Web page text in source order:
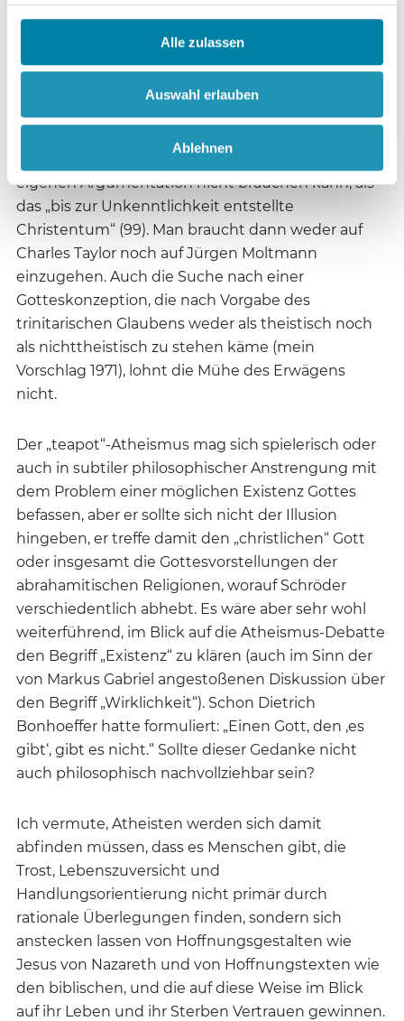
Alle zulassen
Auswahl erlauben
Ablehnen
einfach nur albern klingt. Andernfalls fehlt
Atheisten die Angriffsfläche. Zwei Wege bieten sich
dann für sie an: Man blendet bestimmte
Gesichtspunkte aus, übergeht im Fall von Tillichs
Gottesverständnis, was er über Jesus Christus und
Möglichkeit: Man klassifiziert, was man in der
eigenen Argumentation nicht brauchen kann, als
das „bis zur Unkenntlichkeit entstellte
Christentum“ (99). Man braucht dann weder auf
Charles Taylor noch auf Jürgen Moltmann
einzugehen. Auch die Suche nach einer
Gotteskonzeption, die nach Vorgabe des
trinitarischen Glaubens weder als theistisch noch
als nichttheistisch zu stehen käme (mein
Vorschlag 1971), lohnt die Mühe des Erwägens
nicht.
Der „teapot“-Atheismus mag sich spielerisch oder
auch in subtiler philosophischer Anstrengung mit
dem Problem einer möglichen Existenz Gottes
befassen, aber er sollte sich nicht der Illusion
hingeben, er treffe damit den „christlichen“ Gott
oder insgesamt die Gottesvorstellungen der
abrahamitischen Religionen, worauf Schröder
verschiedentlich abhebt. Es wäre aber sehr wohl
weiterführend, im Blick auf die Atheismus-Debatte
den Begriff „Existenz“ zu klären (auch im Sinn der
von Markus Gabriel angestoßenen Diskussion über
den Begriff „Wirklichkeit“). Schon Dietrich
Bonhoeffer hatte formuliert: „Einen Gott, den ‚es
gibt‘, gibt es nicht.“ Sollte dieser Gedanke nicht
auch philosophisch nachvollziehbar sein?
Ich vermute, Atheisten werden sich damit
abfinden müssen, dass es Menschen gibt, die
Trost, Lebenszuversicht und
Handlungsorientierung nicht primär durch
rationale Überlegungen finden, sondern sich
anstecken lassen von Hoffnungsgestalten wie
Jesus von Nazareth und von Hoffnungstexten wie
den biblischen, und die auf diese Weise im Blick
auf ihr Leben und ihr Sterben Vertrauen gewinnen.